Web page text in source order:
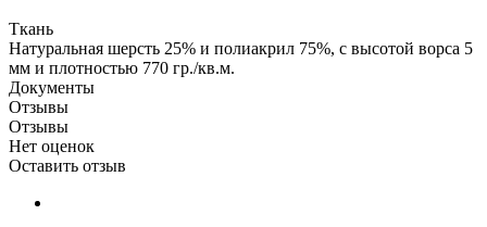
Ткань
Натуральная шерсть 25% и полиакрил 75%, с высотой ворса 5
мм и плотностью 770 гр./кв.м.
Документы
Отзывы
Отзывы
Нет оценок
Оставить отзыв